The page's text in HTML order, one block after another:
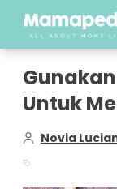
Untuk
Novia